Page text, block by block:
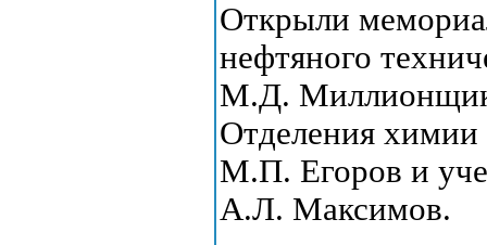
Открыли
нефтяного
М.Д.
Отделения химии
М.П. Егоров и
А.Л. Максимов.